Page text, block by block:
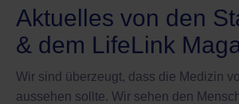
Aktuelles von den
& dem LifeLink
Wir sind überzeugt, dass die Medizin
aussehen sollte. Wir sehen den